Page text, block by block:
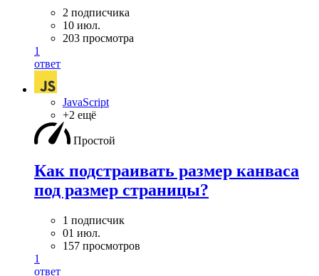
2 подписчика
10 июл.
203 просмотра
1
ответ
JavaScript
+2 ещё
Простой
Как подстраивать размер канваса
под размер страницы?
1 подписчик
01 июл.
157 просмотров
1
ответ